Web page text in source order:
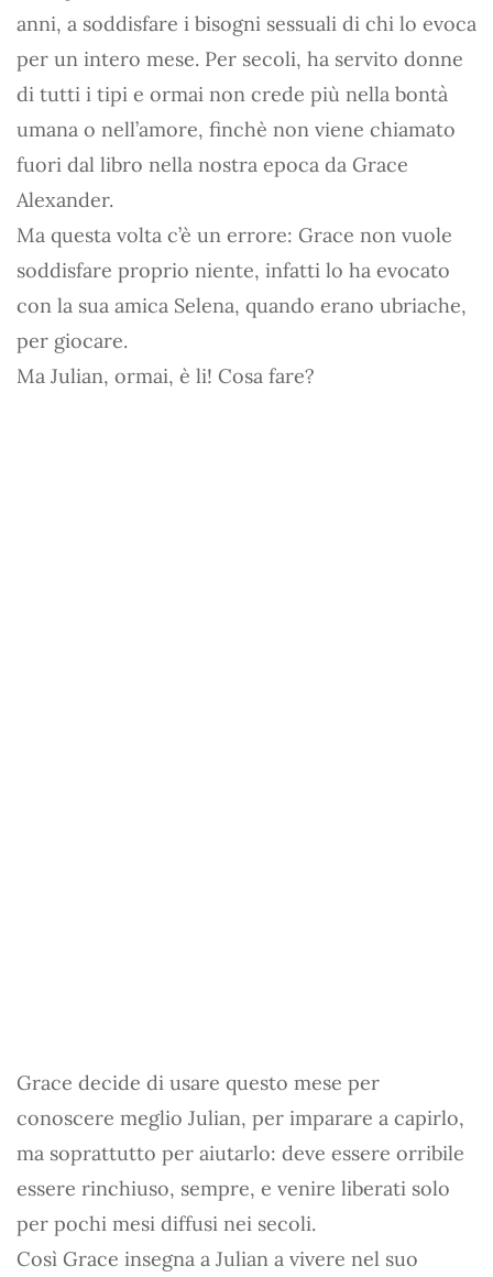
anni, a soddisfare i bisogni sessuali di chi lo evoca
per un intero mese. Per secoli, ha servito donne
di tutti i tipi e ormai non crede più nella bontà
umana o nell’amore, finchè non viene chiamato
fuori dal libro nella nostra epoca da Grace
Alexander.
Ma questa volta c’è un errore: Grace non vuole
soddisfare proprio niente, infatti lo ha evocato
con la sua amica Selena, quando erano ubriache,
per giocare.
Ma Julian, ormai, è li! Cosa fare?
Grace decide di usare questo mese per
conoscere meglio Julian, per imparare a capirlo,
ma soprattutto per aiutarlo: deve essere orribile
essere rinchiuso, sempre, e venire liberati solo
per pochi mesi diffusi nei secoli.
Così Grace insegna a Julian a vivere nel suo